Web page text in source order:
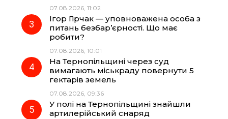
k m p
07.08.2026, 11:02
Ігор Гірчак — уповноважена особа з
питань безбар’єрності. Що має
робити?
07.08.2026, 10:01
На Тернопільщині через суд
вимагають міськраду повернути 5
гектарів земель
07.08.2026, 09:36
У полі на Тернопільщині знайшли
артилерійський снаряд